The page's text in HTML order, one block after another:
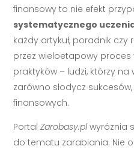
finansowy to nie efekt
systematycznego
każdy artykuł, poradnik
przez wieloetapowy proces
praktyków – ludzi, którzy na
zarówno słodycz
finansowych.
PortalZarobasy.pl wyróżnia
do tematu zarabiania. Nie